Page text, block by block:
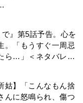
で』第5話予告。心を
。「もうすぐ一周忌
ら…」＜ネタバレあ
姑】「こんなもん捨
んに怒鳴られ、傷つ